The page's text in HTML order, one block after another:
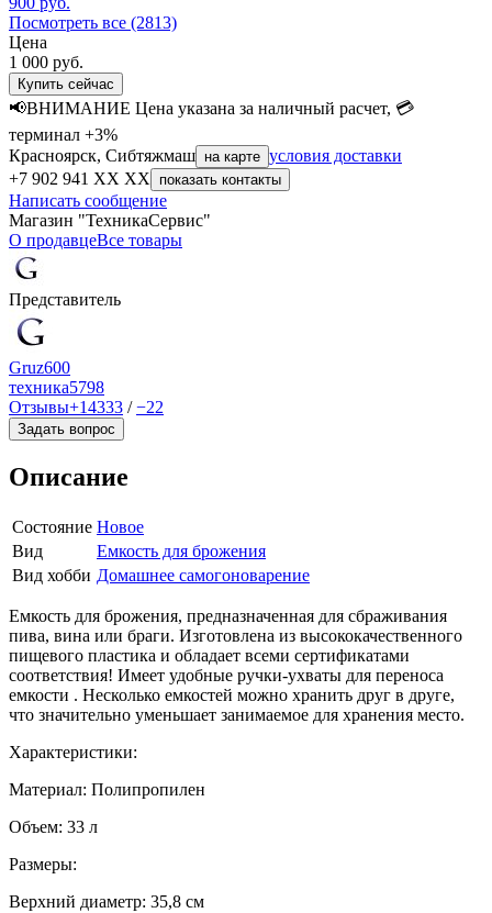
Посмотреть все (2813)
Цена
1 000 руб.
Купить сейчас
📢ВНИМАНИЕ Цена указана за наличный расчет, 💳
терминал +3%
Красноярск, Сибтяжмаш на карте условия доставки
+7 902 941 XX XX
показать контакты
Написать сообщение
Магазин "ТехникаСервис"
О продавцеВсе товары
Представитель
Gruz600
техника5798
Отзывы+14333 /−22
Задать вопрос
Описание
Состояние Новое
Вид
Емкость для брожения
Вид хобби Домашнее самогоноварение
Емкость для брожения, предназначенная для сбраживания
пива, вина или браги. Изготовлена из высококачественного
пищевого пластика и обладает всеми сертификатами
соответствия! Имеет удобные ручки-ухваты для переноса
емкости . Несколько емкостей можно хранить друг в друге,
что значительно уменьшает занимаемое для хранения место.
Характеристики:
Материал: Полипропилен
Объем: 33 л
Размеры:
Верхний диаметр: 35,8 см